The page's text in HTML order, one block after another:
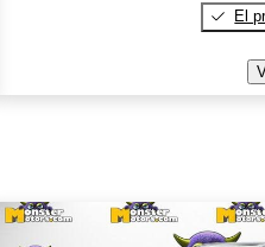
El
este Aviso